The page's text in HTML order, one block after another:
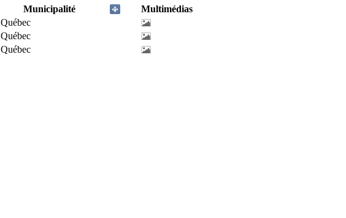
Municipalité
Multimédias
Québec
Québec
Québec